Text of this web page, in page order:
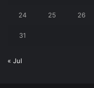
24 25 26
31
« Jul